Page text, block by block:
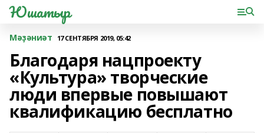
Юшатыр
Мәҙәниәт 17 СЕНТЯБРЯ 2019, 05:42
Благодаря нацпроекту
«Культура» творческие
люди впервые повышают
квалификацию бесплатно